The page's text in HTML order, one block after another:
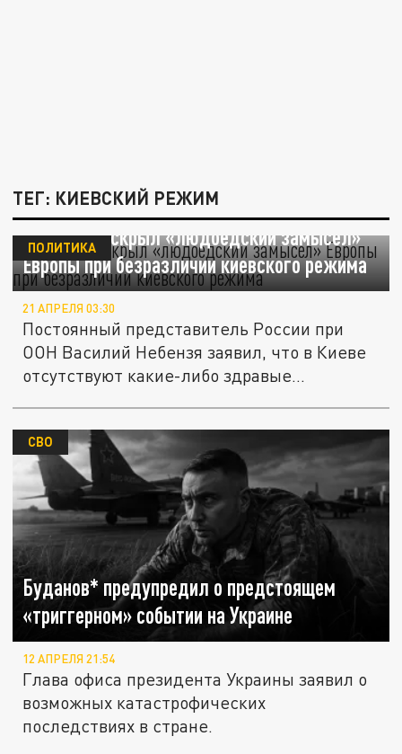
ТЕГ: КИЕВСКИЙ РЕЖИМ
Небензя раскрыл «людоедский замысел»
Европы при безразличии киевского режима
ПОЛИТИКА
21 АПРЕЛЯ 03:30
Постоянный представитель России при
ООН Василий Небензя заявил, что в Киеве
отсутствуют какие-либо здравые...
Буданов* предупредил о предстоящем
«триггерном» событии на Украине
СВО
12 АПРЕЛЯ 21:54
Глава офиса президента Украины заявил о
возможных катастрофических
последствиях в стране.